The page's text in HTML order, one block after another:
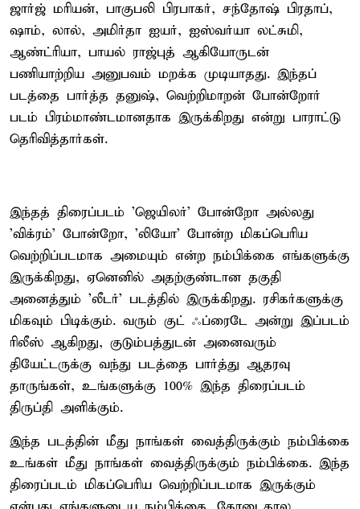
ஜார்ஜ் மரியன், பாகுபலி பிரபாகர், சந்தோஷ் பிரதாப்,
ஷாம், லால், அமிர்தா ஐயர், ஐஸ்வர்யா லட்சுமி,
ஆண்ட்ரியா, பாயல் ராஜ்புத் ஆகியோருடன்
பணியாற்றிய அனுபவம் மறக்க முடியாதது. இந்தப்
படத்தை பார்த்த தனுஷ், வெற்றிமாறன் போன்றோர்
படம் பிரம்மாண்டமானதாக இருக்கிறது என்று பாராட்டு
தெரிவித்தார்கள்.
இந்தத் திரைப்படம் 'ஜெயிலர்' போன்றோ அல்லது
'விக்ரம்' போன்றோ, 'லியோ' போன்ற மிகப்பெரிய
வெற்றிப்படமாக அமையும் என்ற நம்பிக்கை எங்களுக்கு
இருக்கிறது, ஏனெனில் அதற்குண்டான தகுதி
அனைத்தும் 'லீடர்' படத்தில் இருக்கிறது. ரசிகர்களுக்கு
மிகவும் பிடிக்கும். வரும் குட் ஃப்ரைடே அன்று இப்படம்
ரிலீஸ் ஆகிறது, குடும்பத்துடன் அனைவரும்
தியேட்டருக்கு வந்து படத்தை பார்த்து ஆதரவு
தாருங்கள், உங்களுக்கு 100% இந்த திரைப்படம்
திருப்தி அளிக்கும்.‌
இந்த படத்தின் மீது நாங்கள் வைத்திருக்கும் நம்பிக்கை
உங்கள் மீது நாங்கள் வைத்திருக்கும் நம்பிக்கை. இந்த
திரைப்படம் மிகப்பெரிய வெற்றிப்படமாக இருக்கும்